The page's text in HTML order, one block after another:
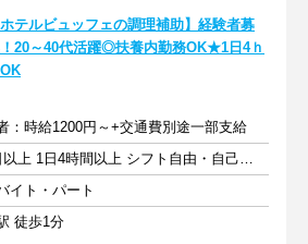
ホテルビュッフェの調理補助】経験者募
20～40代活躍◎扶養内勤務OK★1日4ｈ
：時給1200円～+交通費別途一部支給
週3日以上 1日4時間以上 シフト自由・自己申告
イト・パート
徒歩1分